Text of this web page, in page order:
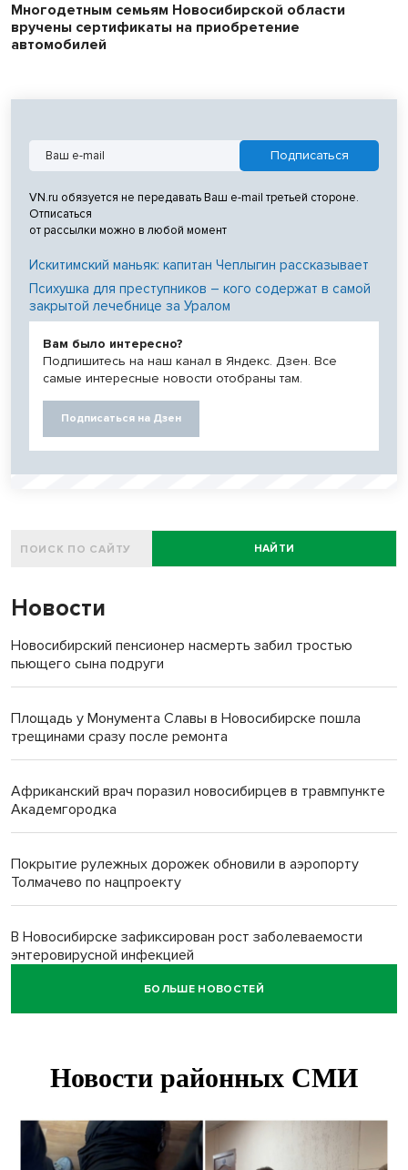
Многодетным семьям Новосибирской области
вручены сертификаты на приобретение
автомобилей
VN.ru обязуется не передавать Ваш e-mail третьей стороне.
Отписаться
от рассылки можно в любой момент
Искитимский маньяк: капитан Чеплыгин рассказывает
Психушка для преступников – кого содержат в самой
закрытой лечебнице за Уралом
Вам было интересно?
Подпишитесь на наш канал в Яндекс. Дзен. Все
самые интересные новости отобраны там.
Подписаться на Дзен
НАЙТИ
Новости
Новосибирский пенсионер насмерть забил тростью
пьющего сына подруги
Площадь у Монумента Славы в Новосибирске пошла
трещинами сразу после ремонта
Африканский врач поразил новосибирцев в травмпункте
Академгородка
Покрытие рулежных дорожек обновили в аэропорту
Толмачево по нацпроекту
В Новосибирске зафиксирован рост заболеваемости
энтеровирусной инфекцией
В Новосибирске осудили внука за продажу дедова ружья
В Новосибирске по КРТ сдали первую очередь
О пустырях в центре Новосибирска из-за лимита
БОЛЬШЕ НОВОСТЕЙ